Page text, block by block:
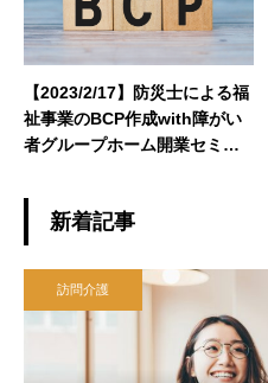
【2023/2/17】防災士による福
祉事業のBCP作成with障がい
者グループホーム開業セミナ
新着記事
訪問介護